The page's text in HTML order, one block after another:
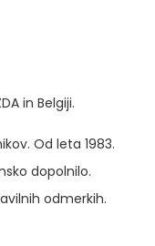
in Belgiji.
Od leta 1983.
dopolnilo.
odmerkih.